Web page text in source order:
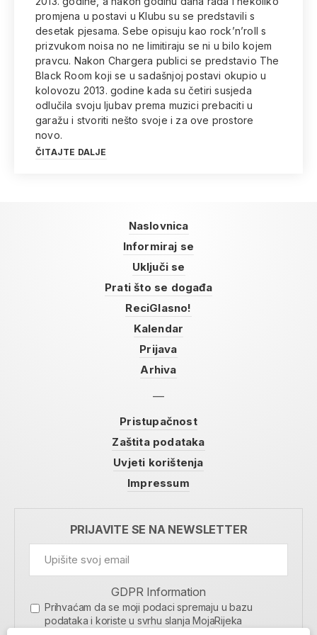
promjena u postavi u Klubu su se predstavili s
desetak pjesama. Sebe opisuju kao rock’n’roll s
prizvukom noisa no ne limitiraju se ni u bilo kojem
pravcu. Nakon Chargera publici se predstavio The
Black Room koji se u sadašnjoj postavi okupio u
kolovozu 2013. godine kada su četiri susjeda
odlučila svoju ljubav prema muzici prebaciti u
garažu i stvoriti nešto svoje i za ove prostore
novo.
ČITAJTE DALJE
Naslovnica
Informiraj se
Uključi se
Prati što se događa
ReciGlasno!
Kalendar
Prijava
Arhiva
Pristupačnost
Zaštita podataka
Uvjeti korištenja
Impressum
PRIJAVITE SE NA NEWSLETTER
GDPR Information
Prihvaćam da se moji podaci spremaju u bazu
podataka i koriste u svrhu slanja MojaRijeka